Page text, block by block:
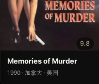
9.8
Memories of Murder
1990 · 加拿大 · 美国